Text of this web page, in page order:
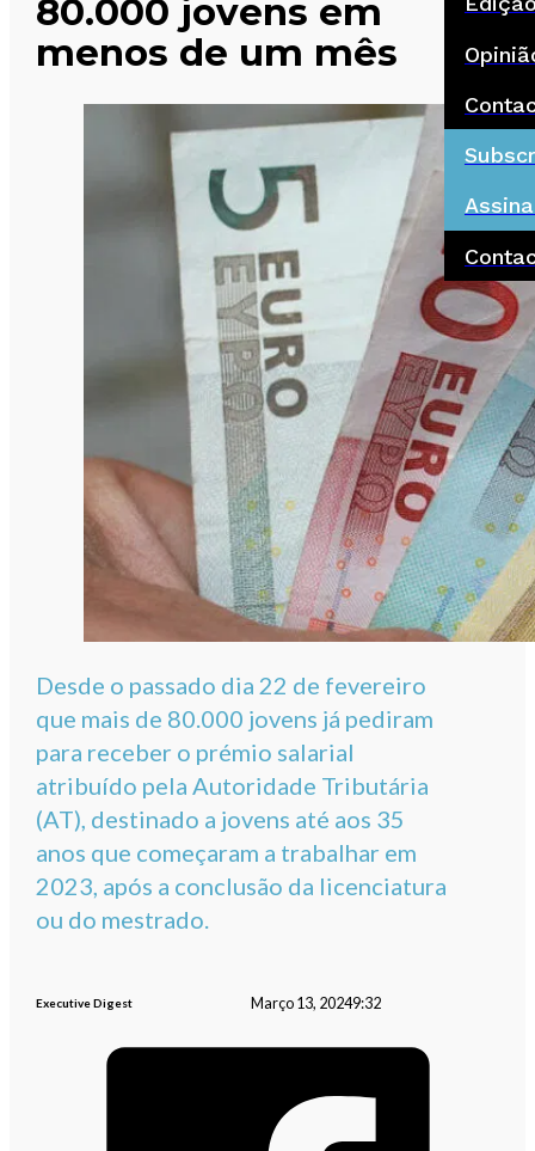
80.000 jovens em
menos de um mês
Desde o passado dia 22 de fevereiro
que mais de 80.000 jovens já pediram
para receber o prémio salarial
atribuído pela Autoridade Tributária
(AT), destinado a jovens até aos 35
anos que começaram a trabalhar em
2023, após a conclusão da licenciatura
ou do mestrado.
Executive Digest Março 13, 20249:32